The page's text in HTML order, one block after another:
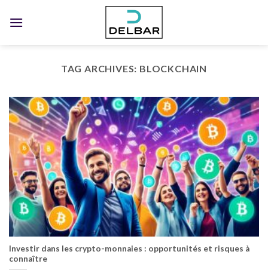
TAG ARCHIVES: BLOCKCHAIN
Investir dans les crypto-monnaies : opportunités et risques à
connaître